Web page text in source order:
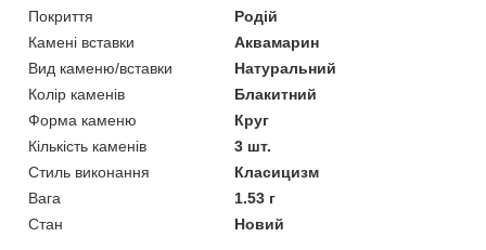
Покриття
Родій
Камені вставки
Аквамарин
Вид каменю/вставки
Натуральний
Колір каменів
Блакитний
Форма каменю
Круг
Кількість каменів
3 шт.
Стиль виконання
Класицизм
Вага
1.53 г
Стан
Новий